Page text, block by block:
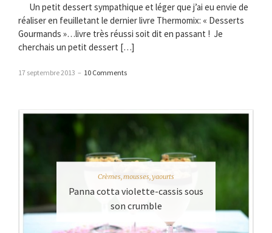
Un petit dessert sympathique et léger que j’ai eu envie de
réaliser en feuilletant le dernier livre Thermomix: « Desserts
Gourmands »…livre très réussi soit dit en passant ! Je
cherchais un petit dessert […]
17 septembre 2013 – 10 Comments
Crèmes, mousses, yaourts
Panna cotta violette-cassis sous
son crumble